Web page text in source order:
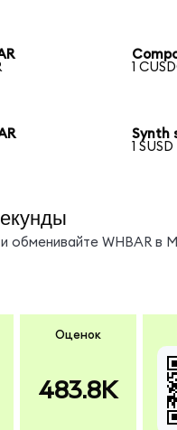
1
Synth
1
обменивайте WHBAR
Оценок
483.8K